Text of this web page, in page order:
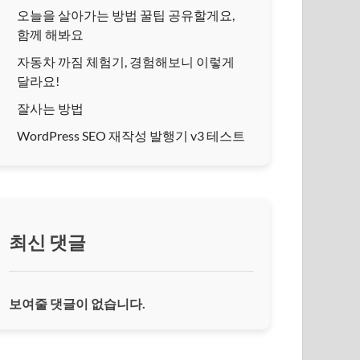
오늘을 살아가는 방법 꿀팁 공유할게요,
함께 해봐요
자동차 까짐 체험기, 경험해보니 이렇게
달라요!
잘사는 방법
WordPress SEO 재작성 발행기 v3 테스트
최신 댓글
보여줄 댓글이 없습니다.